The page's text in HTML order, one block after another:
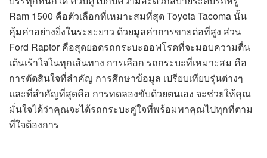
Ram 1500 คือตัวเลือกที่เหมาะสมที่สุด Toyota Tacoma นั้น
คุ้มค่าอย่างยิ่งในระยะยาว ด้วยมูลค่าการขายต่อที่สูง ส่วน
Ford Raptor คือสุดยอดรถกระบะออฟโรดที่จะมอบความตื่น
เต้นเร้าใจในทุกเส้นทาง การเลือก รถกระบะที่เหมาะสม คือ
การตัดสินใจที่สำคัญ การศึกษาข้อมูล เปรียบเทียบรุ่นต่างๆ
และที่สำคัญที่สุดคือ การทดลองขับด้วยตนเอง จะช่วยให้คุณ
มั่นใจได้ว่าคุณจะได้รถกระบะคู่ใจที่พร้อมพาคุณไปทุกที่ตาม
ที่ใจต้องการ